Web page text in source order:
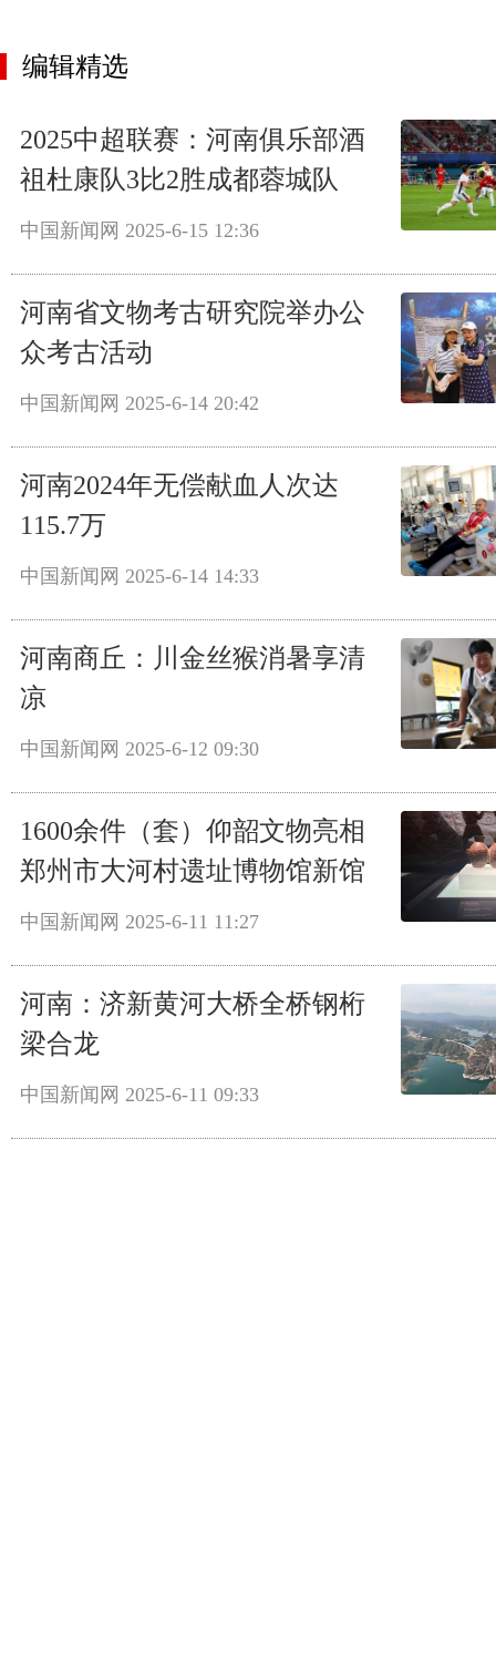
编辑精选
2025中超联赛：河南俱乐部酒
祖杜康队3比2胜成都蓉城队
中国新闻网 2025-6-15 12:36
河南省文物考古研究院举办公
众考古活动
中国新闻网 2025-6-14 20:42
河南2024年无偿献血人次达
115.7万
中国新闻网 2025-6-14 14:33
河南商丘：川金丝猴消暑享清
凉
中国新闻网 2025-6-12 09:30
1600余件（套）仰韶文物亮相
郑州市大河村遗址博物馆新馆
中国新闻网 2025-6-11 11:27
河南：济新黄河大桥全桥钢桁
梁合龙
中国新闻网 2025-6-11 09:33